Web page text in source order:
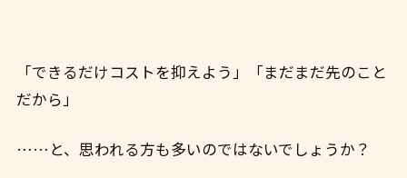
「できるだけコストを抑えよう」「まだまだ先のこと
だから」
……と、思われる方も多いのではないでしょうか？